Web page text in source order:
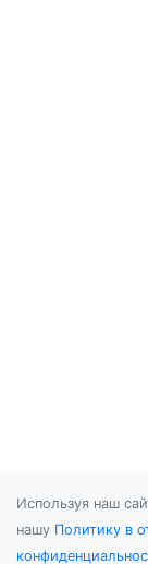
Используя наш
нашу Политику в